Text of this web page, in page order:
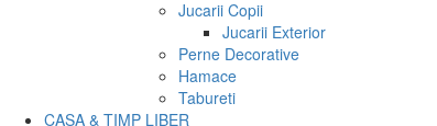
Jucarii Copii
Jucarii Exterior
Perne Decorative
Hamace
Tabureti
CASA & TIMP LIBER